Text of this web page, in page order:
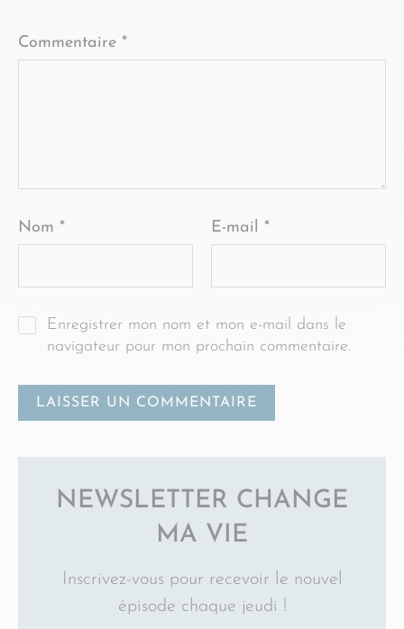
Commentaire *
Nom * E-mail *
Enregistrer mon nom et mon e-mail dans le
navigateur pour mon prochain commentaire.
NEWSLETTER CHANGE
MA VIE
Inscrivez-vous pour recevoir le nouvel
épisode chaque jeudi !